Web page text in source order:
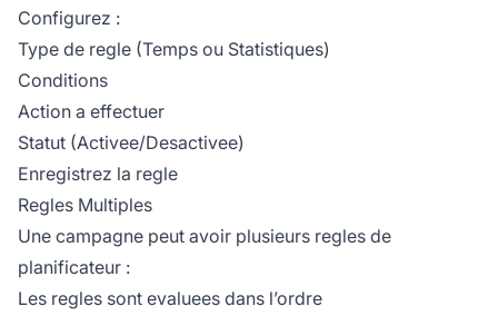
Configurez :
Type de regle (Temps ou Statistiques)
Conditions
Action a effectuer
Statut (Activee/Desactivee)
Enregistrez la regle
Regles Multiples
Une campagne peut avoir plusieurs regles de
planificateur :
Les regles sont evaluees dans l’ordre